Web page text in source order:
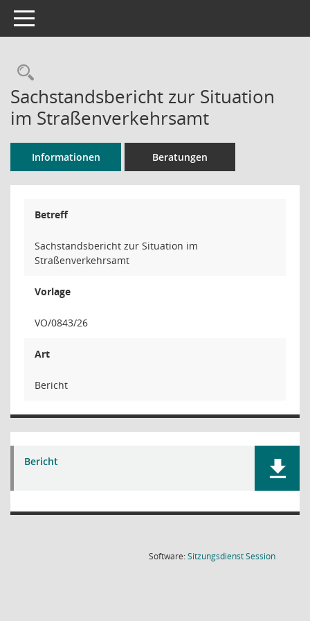
Toggle navigation
Rechercheauswahl
Sachstandsbericht zur Situation
im Straßenverkehrsamt
Informationen Beratungen
Betreff
Sachstandsbericht zur Situation im
Straßenverkehrsamt
Vorlage
VO/0843/26
Art
Bericht
Bericht
Software:SitzungsdienstSession(Wird in